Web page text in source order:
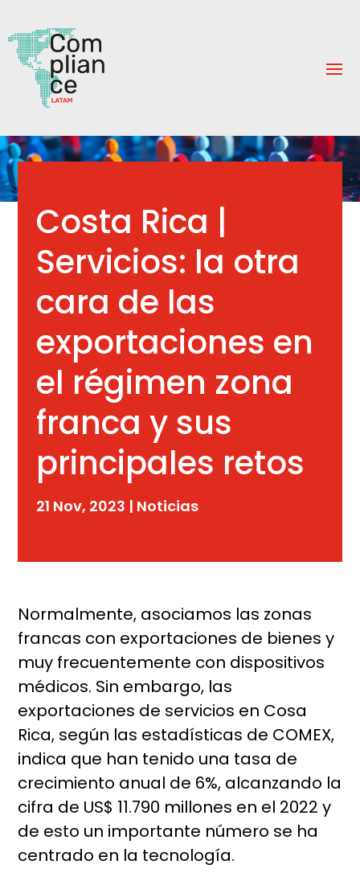
Costa Rica |
Servicios: la otra
cara de las
exportaciones en
el régimen zona
franca y sus
principales retos
21 Nov, 2023 | Noticias
Normalmente, asociamos las zonas
francas con exportaciones de bienes y
muy frecuentemente con dispositivos
médicos. Sin embargo, las
exportaciones de servicios en Cosa
Rica, según las estadísticas de COMEX,
indica que han tenido una tasa de
crecimiento anual de 6%, alcanzando la
cifra de US$ 11.790 millones en el 2022 y
de esto un importante número se ha
centrado en la tecnología.